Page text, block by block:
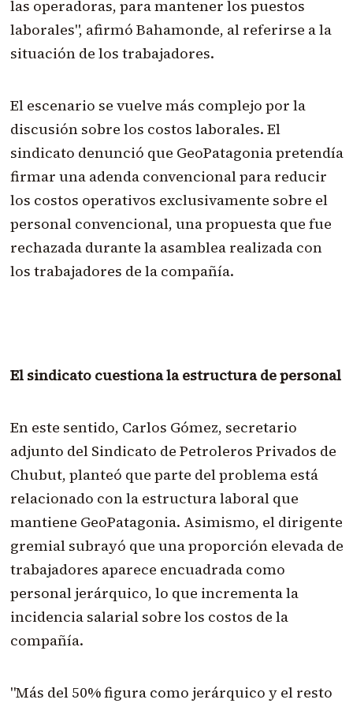
las operadoras, para mantener los puestos
laborales", afirmó Bahamonde, al referirse a la
situación de los trabajadores.
El escenario se vuelve más complejo por la
discusión sobre los costos laborales. El
sindicato denunció que GeoPatagonia pretendía
firmar una adenda convencional para reducir
los costos operativos exclusivamente sobre el
personal convencional, una propuesta que fue
rechazada durante la asamblea realizada con
los trabajadores de la compañía.
El sindicato cuestiona la estructura de personal
En este sentido, Carlos Gómez, secretario
adjunto del Sindicato de Petroleros Privados de
Chubut, planteó que parte del problema está
relacionado con la estructura laboral que
mantiene GeoPatagonia. Asimismo, el dirigente
gremial subrayó que una proporción elevada de
trabajadores aparece encuadrada como
personal jerárquico, lo que incrementa la
incidencia salarial sobre los costos de la
compañía.
"Más del 50% figura como jerárquico y el resto